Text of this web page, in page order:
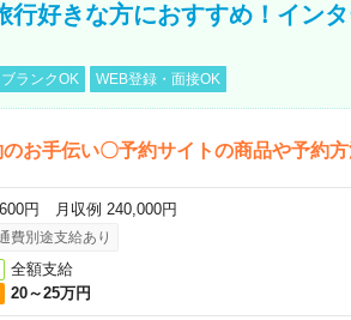
行好きな方におすすめ！イン
ブランクOK WEB登録・面接OK
お手伝い〇予約サイトの商品や予約
円 月収例 240,000円
費別途支給あり
全額支給
20～25万円